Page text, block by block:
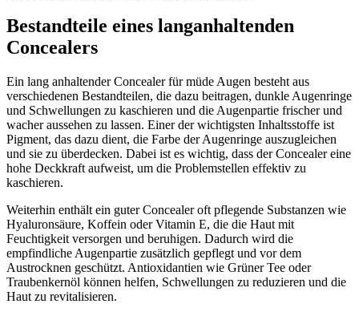
Bestandteile eines langanhaltenden
Concealers
Ein lang anhaltender Concealer für müde Augen besteht aus
verschiedenen Bestandteilen, die dazu beitragen, dunkle Augenringe
und Schwellungen zu kaschieren und die Augenpartie frischer und
wacher aussehen zu lassen. Einer der wichtigsten Inhaltsstoffe ist
Pigment, das dazu dient, die Farbe der Augenringe auszugleichen
und sie zu überdecken. Dabei ist es wichtig, dass der Concealer eine
hohe Deckkraft aufweist, um die Problemstellen effektiv zu
kaschieren.
Weiterhin enthält ein guter Concealer oft pflegende Substanzen wie
Hyaluronsäure, Koffein oder Vitamin E, die die Haut mit
Feuchtigkeit versorgen und beruhigen. Dadurch wird die
empfindliche Augenpartie zusätzlich gepflegt und vor dem
Austrocknen geschützt. Antioxidantien wie Grüner Tee oder
Traubenkernöl können helfen, Schwellungen zu reduzieren und die
Haut zu revitalisieren.